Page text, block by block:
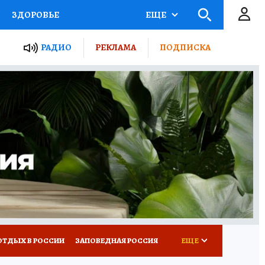
ЗДОРОВЬЕ
ПРОЕКТЫ РОССИИ
ПУТЕВОДИТЕЛЬ
ТУРИЗМ
ПОТРЕБИТЕЛЯ ВСЕ О КП
ЕЩЕ
РАДИО РЕКЛАМА ПОДПИСКА
В РОССИИ ЗАПОВЕДНАЯ РОССИЯ ЕЩЕ